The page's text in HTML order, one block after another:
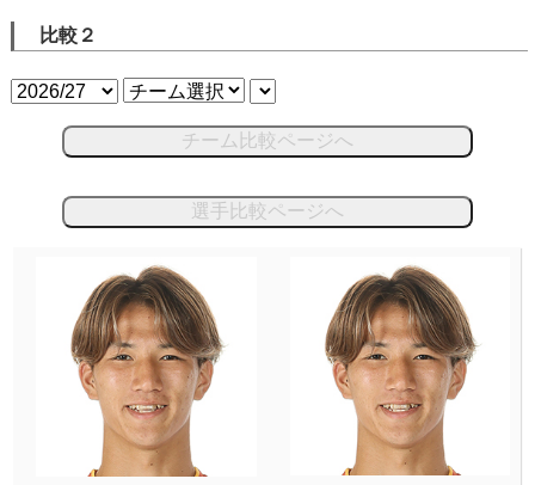
比較２
チーム比較ページへ
選手比較ページへ